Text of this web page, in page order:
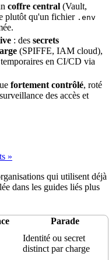
coffre central (Vault,
plutôt qu'un fichier .env
: des secrets
(SPIFFE, IAM cloud),
en CI/CD via
fortement contrôlé, roté
des accès et
»
qui utilisent déjà
dans les guides liés plus
Parade
Identité ou secret
distinct par charge